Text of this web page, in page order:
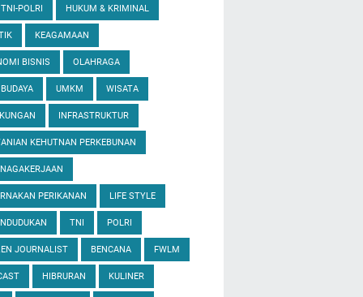
POLRI HUKUM & KRIMINAL
KEAGAMAAN
BISNIS OLAHRAGA
UMKM WISATA
INFRASTRUKTUR
KEHUTNAN PERKEBUNAN
PERIKANAN LIFE STYLE
TNI POLRI
JOURNALIST BENCANA FWLM
HIBRURAN KULINER